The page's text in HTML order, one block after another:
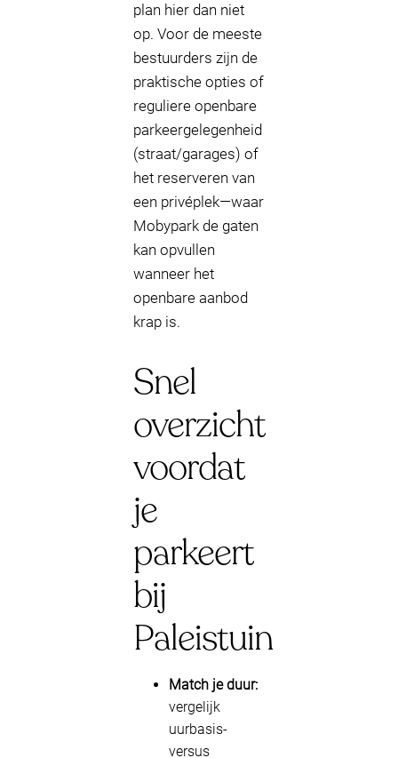
plan hier dan niet
op. Voor de meeste
bestuurders zijn de
praktische opties of
reguliere openbare
parkeergelegenheid
(straat/garages) of
het reserveren van
een privéplek—waar
Mobypark de gaten
kan opvullen
wanneer het
openbare aanbod
krap is.
Snel
overzicht
voordat
je
parkeert
bij
Paleistuin
Match je duur:
vergelijk
uurbasis-
versus